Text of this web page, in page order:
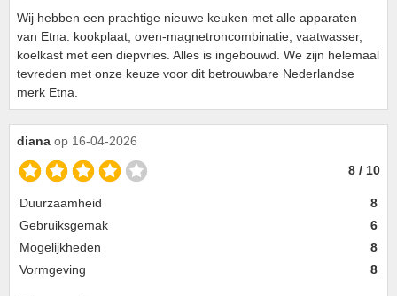
Wij hebben een prachtige nieuwe keuken met alle apparaten
van Etna: kookplaat, oven-magnetroncombinatie, vaatwasser,
koelkast met een diepvries. Alles is ingebouwd. We zijn helemaal
tevreden met onze keuze voor dit betrouwbare Nederlandse
merk Etna.
diana op 16-04-2026
8 / 10
Duurzaamheid
8
Gebruiksgemak
6
Mogelijkheden
8
Vormgeving
8